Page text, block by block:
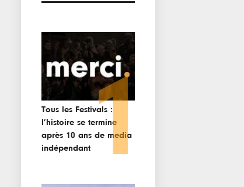
Tous les Festivals :
l’histoire se termine
après 10 ans de media
indépendant1